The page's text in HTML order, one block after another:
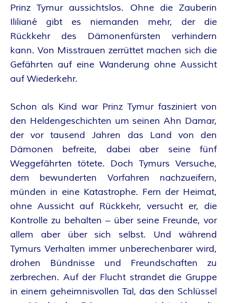
U
T
O
R
:
I
N
N
E
N
K
Prinz Tymur aussichtslos. Ohne die Zauberin
Ililiané gibt es niemanden mehr, der die
Rückkehr des Dämonenfürsten verhindern
kann. Von Misstrauen zerrüttet machen sich die
Gefährten auf eine Wanderung ohne Aussicht
auf Wiederkehr.
Schon als Kind war Prinz Tymur fasziniert von
den Heldengeschichten um seinen Ahn Damar,
der vor tausend Jahren das Land von den
Dämonen befreite, dabei aber seine fünf
Weggefährten tötete. Doch Tymurs Versuche,
dem bewunderten Vorfahren nachzueifern,
münden in eine Katastrophe. Fern der Heimat,
ohne Aussicht auf Rückkehr, versucht er, die
Kontrolle zu behalten – über seine Freunde, vor
allem aber über sich selbst. Und während
Tymurs Verhalten immer unberechenbarer wird,
drohen Bündnisse und Freundschaften zu
zerbrechen. Auf der Flucht strandet die Gruppe
in einem geheimnisvollen Tal, das den Schlüssel